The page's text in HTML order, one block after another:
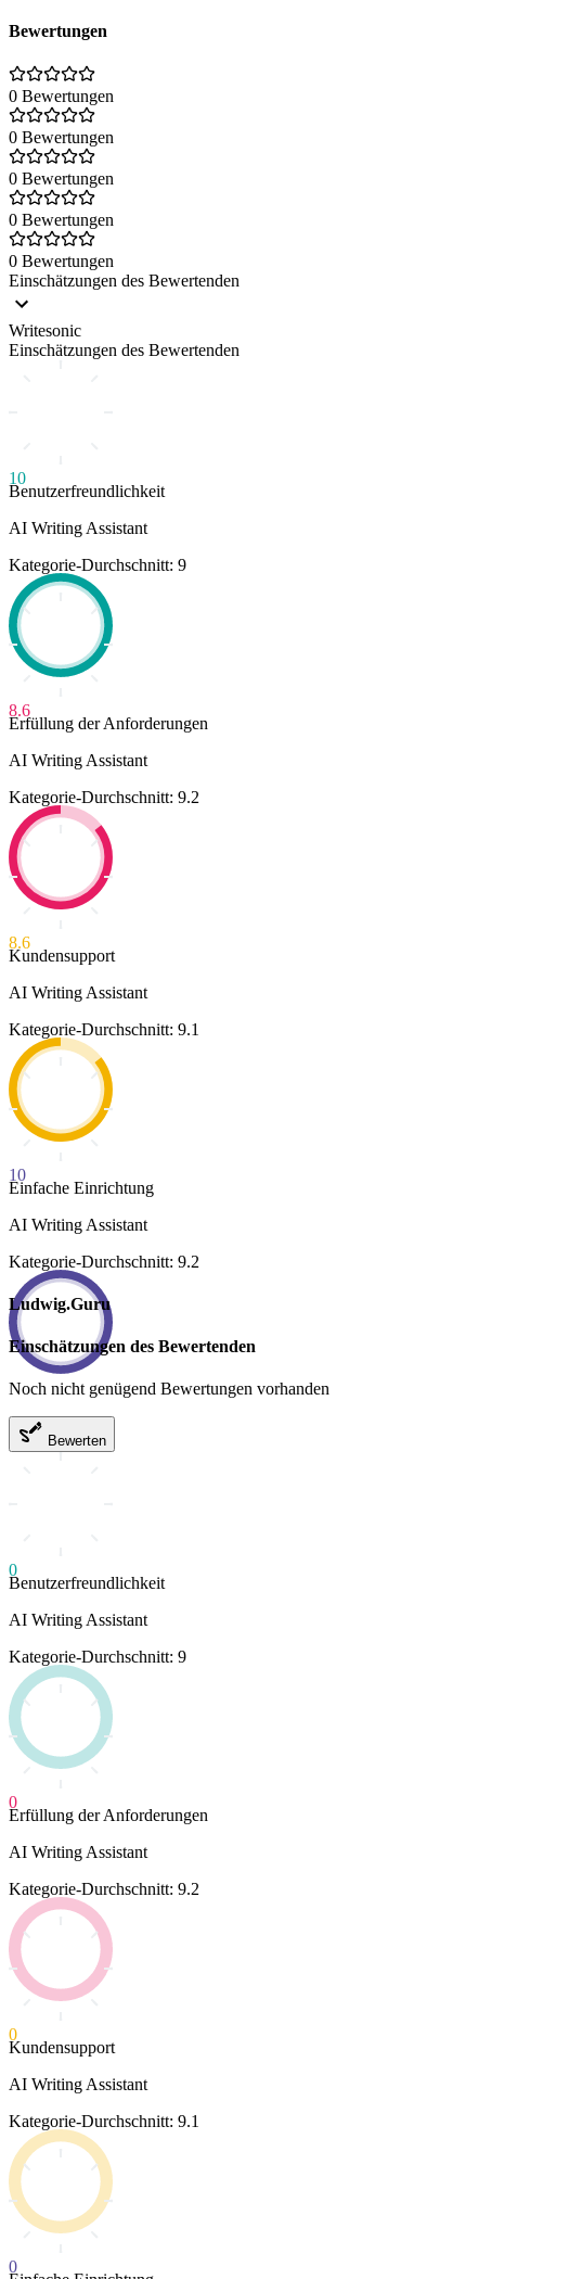
Bewertungen
0 Bewertungen
0 Bewertungen
0 Bewertungen
0 Bewertungen
0 Bewertungen
Einschätzungen des Bewertenden
Writesonic
Einschätzungen des Bewertenden
10
Benutzerfreundlichkeit
AI Writing Assistant
Kategorie-Durchschnitt: 9
8.6
Erfüllung der Anforderungen
AI Writing Assistant
Kategorie-Durchschnitt: 9.2
8.6
Kundensupport
AI Writing Assistant
Kategorie-Durchschnitt: 9.1
10
Einfache Einrichtung
AI Writing Assistant
Kategorie-Durchschnitt: 9.2
Ludwig.Guru
Einschätzungen des Bewertenden
Noch nicht genügend Bewertungen vorhanden
Bewerten
0
Benutzerfreundlichkeit
AI Writing Assistant
Kategorie-Durchschnitt: 9
0
Erfüllung der Anforderungen
AI Writing Assistant
Kategorie-Durchschnitt: 9.2
0
Kundensupport
AI Writing Assistant
Kategorie-Durchschnitt: 9.1
0